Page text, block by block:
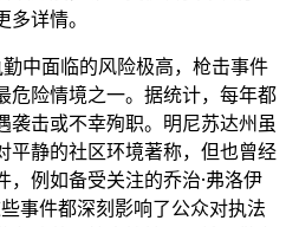
详情。
中面临的风险极高，枪击事件
危险情境之一。据统计，每年都
袭击或不幸殉职。明尼苏达州虽
平静的社区环境著称，但也曾经
例如备受关注的乔治·弗洛伊
事件都深刻影响了公众对执法